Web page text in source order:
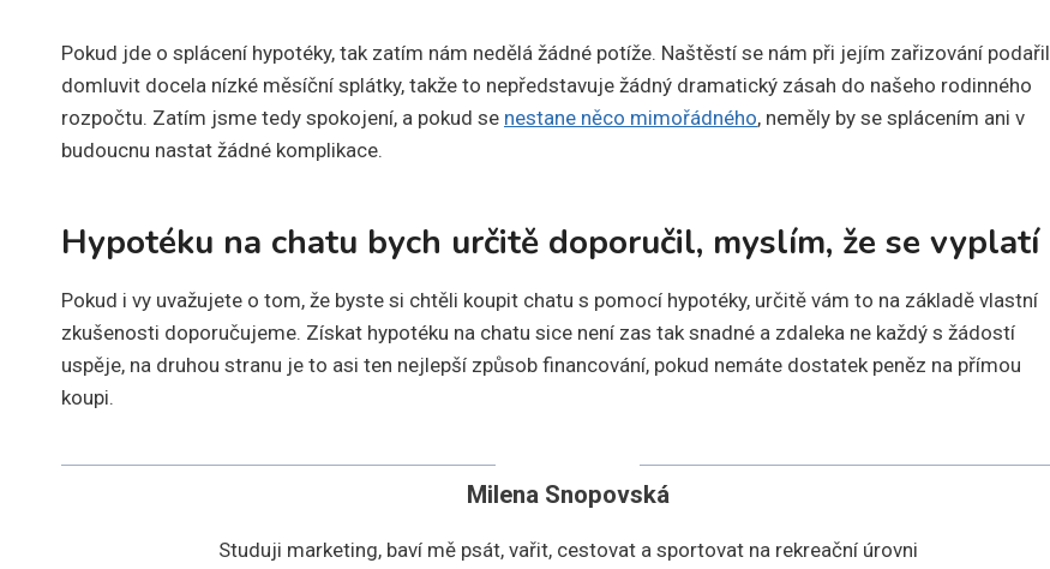
Pokud jde o splácení hypotéky, tak zatím nám nedělá žádné potíže. Naštěstí se nám při jejím zařizování
domluvit docela nízké měsíční splátky, takže to nepředstavuje žádný dramatický zásah do našeho rodinného
rozpočtu. Zatím jsme tedy spokojení, a pokud se nestane něco mimořádného, neměly by se splácením ani v
budoucnu nastat žádné komplikace.
Hypotéku na chatu bych určitě doporučil, myslím, že se vyplatí
Pokud i vy uvažujete o tom, že byste si chtěli koupit chatu s pomocí hypotéky, určitě vám to na základě vlastní
zkušenosti doporučujeme. Získat hypotéku na chatu sice není zas tak snadné a zdaleka ne každý s žádostí
uspěje, na druhou stranu je to asi ten nejlepší způsob financování, pokud nemáte dostatek peněz na přímou
koupi.
Milena Snopovská
Studuji marketing, baví mě psát, vařit, cestovat a sportovat na rekreační úrovni